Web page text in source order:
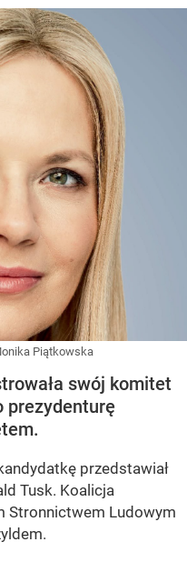
Piątkowska
swój komitet
prezydenturę
przedstawiał
Tusk. Koalicja
Stronnictwem Ludowym